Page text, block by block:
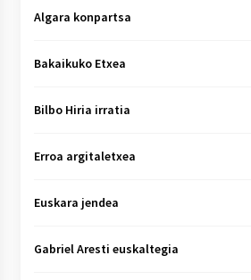
Algara konpartsa
Bakaikuko Etxea
Bilbo Hiria irratia
Erroa argitaletxea
Euskara jendea
Gabriel Aresti euskaltegia